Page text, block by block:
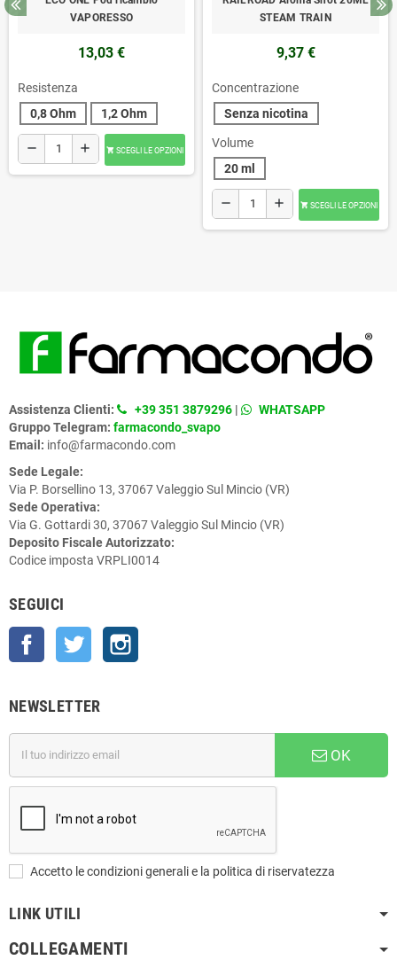
VAPORESSO
13,03 €
Resistenza
0,8 Ohm
1,2 Ohm
remove add  SCEGLI LE OPZIONI
STEAM TRAIN
9,37 €
Concentrazione
Senza nicotina
Volume
20 ml
remove add  SCEGLI LE OPZIONI
Assistenza Clienti: +39 351 3879296 |
WHATSAPP
Gruppo Telegram: farmacondo_svapo
Email: info@farmacondo.com
Sede Legale:
Via P. Borsellino 13, 37067 Valeggio Sul Mincio (VR)
Sede Operativa:
Via G. Gottardi 30, 37067 Valeggio Sul Mincio (VR)
Deposito Fiscale Autorizzato:
Codice imposta VRPLI0014
SEGUICI
Facebook Twitter
NEWSLETTER
OK
Accetto le condizioni generali e la politica di riservatezza
LINK UTILI
COLLEGAMENTI